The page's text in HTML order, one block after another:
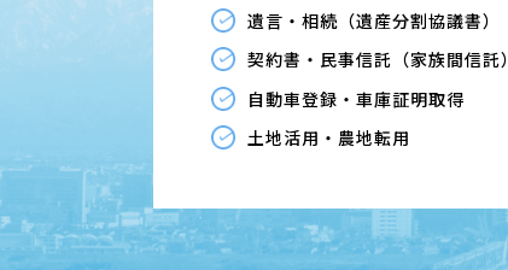
遺言・相続（遺産分割協議書）
契約書・民事信託（家族間信託）
自動車登録・車庫証明取得
土地活用・農地転用